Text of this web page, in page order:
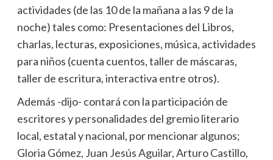
actividades (de las 10 de la mañana a las 9 de la
noche) tales como: Presentaciones del Libros,
charlas, lecturas, exposiciones, música, actividades
para niños (cuenta cuentos, taller de máscaras,
taller de escritura, interactiva entre otros).
Además -dijo- contará con la participación de
escritores y personalidades del gremio literario
local, estatal y nacional, por mencionar algunos;
Gloria Gómez, Juan Jesús Aguilar, Arturo Castillo,